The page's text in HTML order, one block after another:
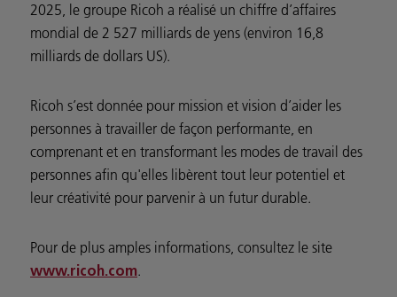
2025, le groupe Ricoh a réalisé un chiffre d’affaires
mondial de 2 527 milliards de yens (environ 16,8
milliards de dollars US).
Ricoh s’est donnée pour mission et vision d’aider les
personnes à travailler de façon performante, en
comprenant et en transformant les modes de travail des
personnes afin qu'elles libèrent tout leur potentiel et
leur créativité pour parvenir à un futur durable.
Pour de plus amples informations, consultez le site
www.ricoh.com.